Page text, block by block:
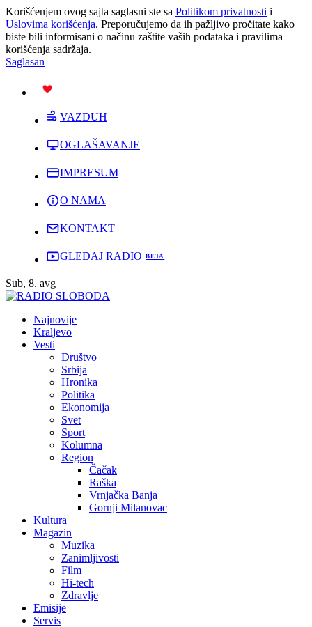
Korišćenjem ovog sajta saglasni ste sa Politikom privatnosti i
Uslovima korišćenja. Preporučujemo da ih pažljivo pročitate kako
biste bili informisani o načinu zaštite vaših podataka i pravilima
korišćenja sadržaja.
Saglasan
VAZDUH
OGLAŠAVANJE
IMPRESUM
O NAMA
KONTAKT
GLEDAJ RADIO
Sub, 8. avg
Najnovije
Kraljevo
Vesti
Društvo
Srbija
Hronika
Politika
Ekonomija
Svet
Sport
Kolumna
Region
Čačak
Raška
Vrnjačka Banja
Gornji Milanovac
Kultura
Magazin
Muzika
Zanimljivosti
Film
Hi-tech
Zdravlje
Emisije
Servis